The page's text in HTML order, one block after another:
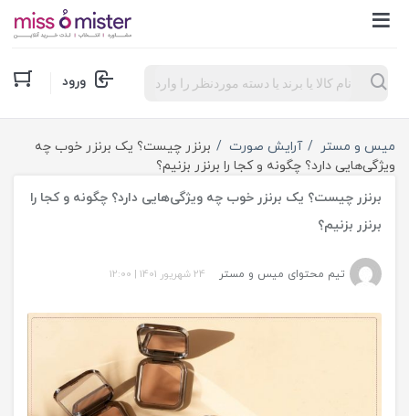
Products
search ورود
میس و مستر آرایش صورت
برنزر چیست؟ یک برنزر خوب چه
ویژگی‌هایی دارد؟ چگونه و کجا را برنزر بزنیم؟
برنزر چیست؟ یک برنزر خوب چه ویژگی‌هایی دارد؟ چگونه و کجا را
برنزر بزنیم؟
تیم محتوای میس و مستر 24 شهریور 1401 |
12:00